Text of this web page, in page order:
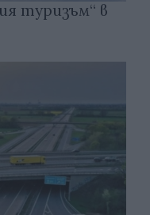
туризъм“ в